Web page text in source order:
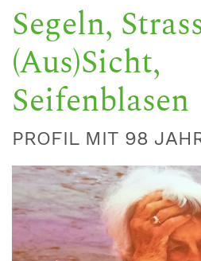
Segeln,
(Aus)Sicht,
Seifenblasen
PROFIL MIT 98